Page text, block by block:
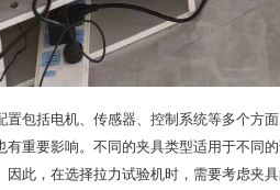
包括电机、传感器、控制系统等多个方
有重要影响。不同的夹具类型适用于不同
因此，在选择拉力试验机时，需要考虑夹